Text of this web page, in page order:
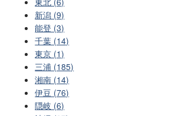
新潟 (9)
能登 (3)
千葉 (14)
東京 (1)
三浦 (185)
湘南 (14)
伊豆 (76)
隠岐 (6)